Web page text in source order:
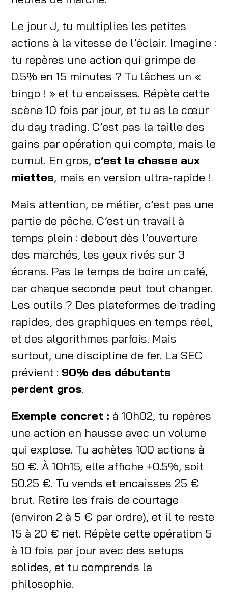
Le jour J, tu multiplies les petites
actions à la vitesse de l’éclair. Imagine :
tu repères une action qui grimpe de
0.5% en 15 minutes ? Tu lâches un «
bingo ! » et tu encaisses. Répète cette
scène 10 fois par jour, et tu as le cœur
du day trading. C’est pas la taille des
gains par opération qui compte, mais le
cumul. En gros, c’est la chasse aux
miettes, mais en version ultra-rapide !
Mais attention, ce métier, c’est pas une
partie de pêche. C’est un travail à
temps plein : debout dès l’ouverture
des marchés, les yeux rivés sur 3
écrans. Pas le temps de boire un café,
car chaque seconde peut tout changer.
Les outils ? Des plateformes de trading
rapides, des graphiques en temps réel,
et des algorithmes parfois. Mais
surtout, une discipline de fer. La SEC
prévient : 90% des débutants
perdent gros.
Exemple concret : à 10h02, tu repères
une action en hausse avec un volume
qui explose. Tu achètes 100 actions à
50 €. À 10h15, elle affiche +0.5%, soit
50.25 €. Tu vends et encaisses 25 €
brut. Retire les frais de courtage
(environ 2 à 5 € par ordre), et il te reste
15 à 20 € net. Répète cette opération 5
à 10 fois par jour avec des setups
solides, et tu comprends la
philosophie.